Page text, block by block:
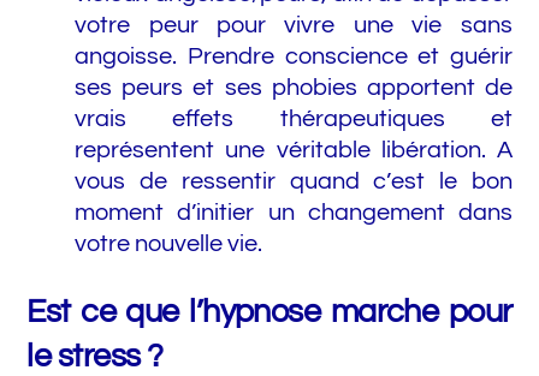
votre peur pour vivre une vie sans
angoisse. Prendre conscience et guérir
ses peurs et ses phobies apportent de
vrais effets thérapeutiques et
représentent une véritable libération. A
vous de ressentir quand c’est le bon
moment d’initier un changement dans
votre nouvelle vie.
Est ce que l’hypnose marche pour
le stress ?